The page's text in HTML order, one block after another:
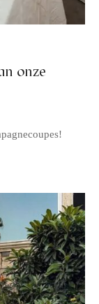
onze